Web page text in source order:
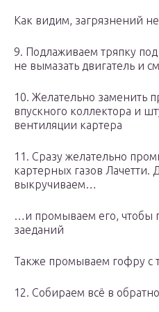
Как видим, загрязнений
9. Подлаживаем тряпку
не вымазать двигатель и
10. Желательно заменить
впускного коллектора и
вентиляции картера
11. Сразу желательно
картерных газов Лачетти.
выкручиваем…
…и промываем его, чтобы
заеданий
Также промываем гофру с
12. Собираем всё в